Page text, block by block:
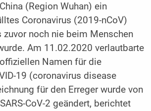
(Region Wuhan) ein
Coronavirus (2019-nCoV)
noch nie beim Menschen
Am 11.02.2020 verlautbarte
Namen für die
19 (coronavirus disease
für den Erreger wurde von
CoV-2 geändert, berichtet